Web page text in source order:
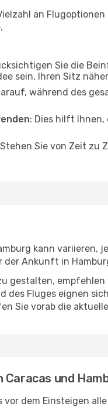
an Flugoptionen
Sie die
sein, Ihren Sitz
während des
: Dies hilft Ihnen,
Sie von Zeit zu
kann
der Ankunft in
gestalten,
Fluges eignen
Sie vorab die
und
vor dem Einsteigen